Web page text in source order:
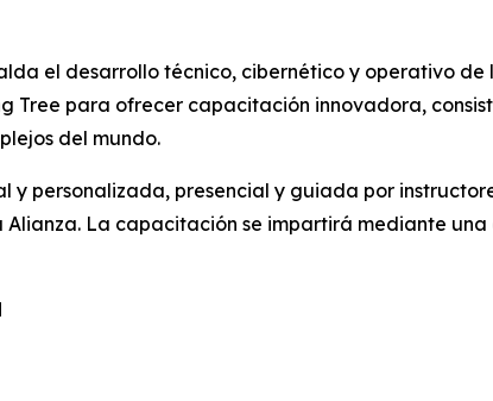
el desarrollo técnico, cibernético y operativo de
para ofrecer capacitación innovadora,
del mundo.
personalizada, presencial y guiada por
La capacitación se impartirá mediante